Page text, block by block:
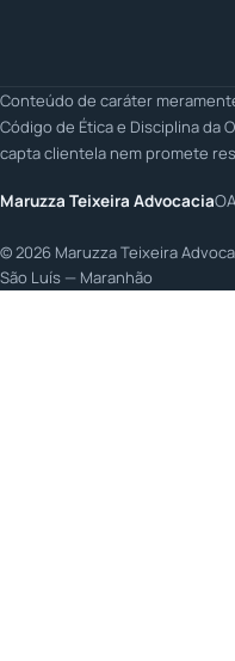
Conteúdo de caráter
Código de Ética e Disciplina da
capta clientela nem promete
Maruzza Teixeira Advocacia
©2026 Maruzza Teixeira
São Luís — Maranhão